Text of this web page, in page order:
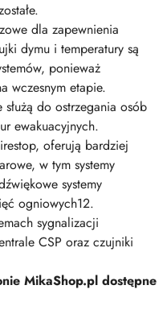
dla zapewnienia
dymu i temperatury są
ponieważ
wczesnym etapie.
do ostrzegania osób
ewakuacyjnych.
oferują bardziej
w tym systemy
systemy
ogniowych12.
sygnalizacji
CSP oraz czujniki
MikaShop.pl dostępne